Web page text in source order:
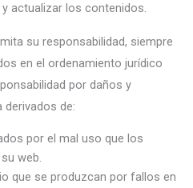
actualizar los contenidos.
su responsabilidad, siempre
en el ordenamiento jurídico
por daños y
derivados de:
por el mal uso que los
web.
que se produzcan por fallos en